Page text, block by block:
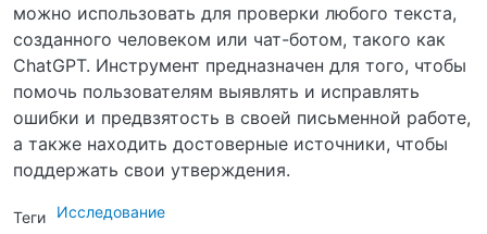
можно использовать для проверки любого текста,
созданного человеком или чат-ботом, такого как
ChatGPT. Инструмент предназначен для того, чтобы
помочь пользователям выявлять и исправлять
ошибки и предвзятость в своей письменной работе,
а также находить достоверные источники, чтобы
поддержать свои утверждения.
Теги Исследование